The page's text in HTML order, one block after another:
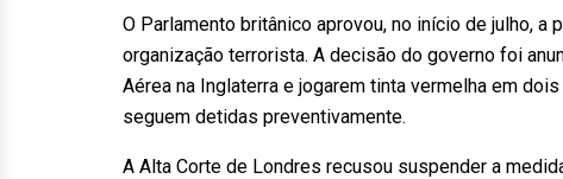
O Parlamento britânico aprovou, no início de julho,
organização terrorista. A decisão do governo foi
Aérea na Inglaterra e jogarem tinta vermelha em
seguem detidas preventivamente.
A Alta Corte de Londres recusou suspender a